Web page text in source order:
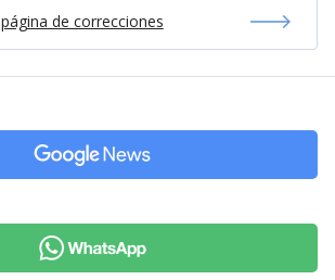
de correcciones